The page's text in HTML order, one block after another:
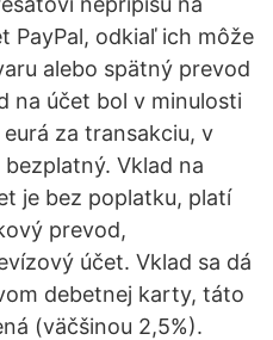
PayPal, odkiaľ ich môže
alebo spätný prevod
na účet bol v minulosti
za transakciu, v
Vklad na
je bez poplatku, platí
prevod,
účet. Vklad sa dá
debetnej karty, táto
(väčšinou 2,5%).